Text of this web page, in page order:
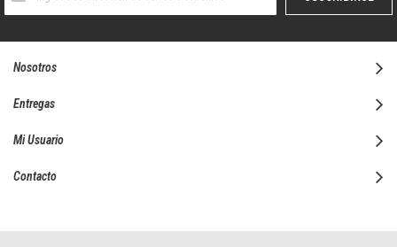
boletín
Nosotros
Entregas
Mi Usuario
Contacto